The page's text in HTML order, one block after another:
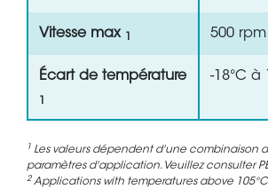
Vitesse max 500 rpm
Écart de température -18°C à
1 Les valeurs dépendent d'une combinaison
paramètres d'application. Veuillez consulter
2 Applications with temperatures above